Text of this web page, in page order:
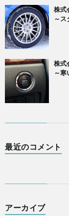
株式
～ス
株式
～
最近のコメント
アーカイブ